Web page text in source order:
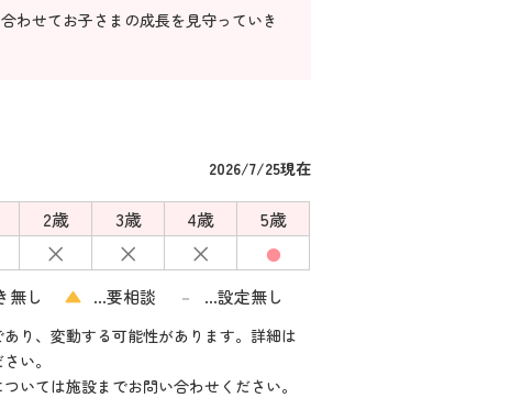
わせてお子さまの成長を見守っていき
2026/7/25現在
2歳 3歳 4歳
5歳
× × ×
●
無し ▲ …要相談 － …設定無し
り、変動する可能性があります。詳細は
い。
いては施設までお問い合わせください。